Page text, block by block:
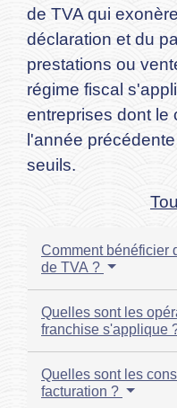
de TVA qui
déclaration et du
prestations ou
régime fiscal
entreprises dont le
l'année
seuils.
Comment bénéficier
de TVA ?
Quelles sont les
franchise s'applique
Quelles sont les
facturation ?